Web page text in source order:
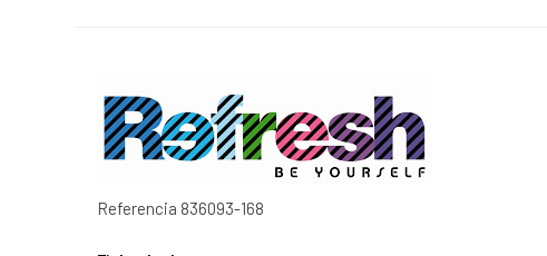
Referencia 836093-168